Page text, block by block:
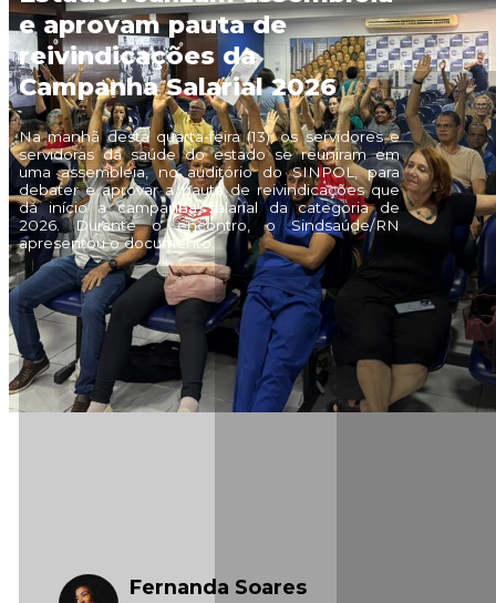
Imprensa
e aprovam pauta de
reivindicações da
Campanha Salarial 2026
Na manhã desta quarta-feira (13), os servidores e
servidoras da saúde do estado se reuniram em
uma assembleia, no auditório do SINPOL, para
debater e aprovar a pauta de reivindicações que
dá início a campanha salarial da categoria de
2026. Durante o encontro, o Sindsaúde/RN
apresentou o documento.
Fernanda Soares